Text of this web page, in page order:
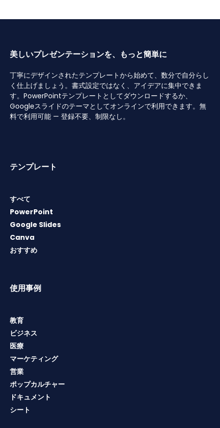
美しいプレゼンテーションを、もっと簡単に
丁寧にデザインされたテンプレートから始めて、数分で自分らし
く仕上げましょう。書式設定ではなく、アイデアに集中できま
す。PowerPointテンプレートとしてダウンロードするか、
Googleスライドのテーマとしてオンラインで利用できます。無
料で利用可能 — 登録不要、制限なし。
テンプレート
すべて
PowerPoint
Google Slides
Canva
おすすめ
使用事例
教育
ビジネス
医療
マーケティング
営業
ポップカルチャー
ドキュメント
シート